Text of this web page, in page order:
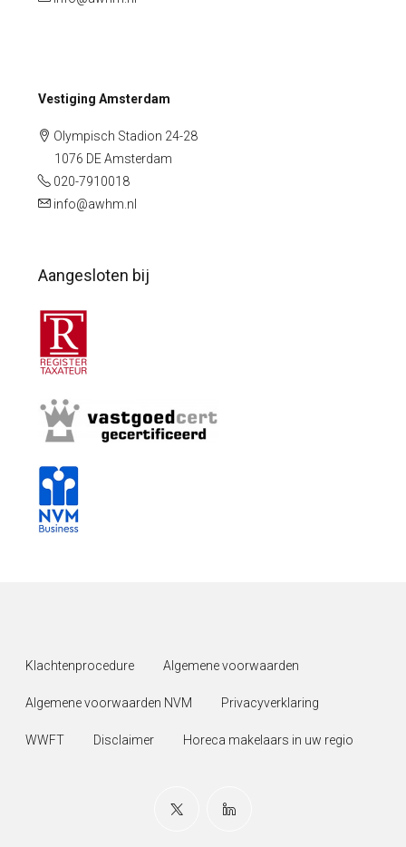
Vestiging Amsterdam
Olympisch Stadion 24-28
1076 DE Amsterdam
020-7910018
info@awhm.nl
Aangesloten bij
Klachtenprocedure Algemene voorwaarden
Algemene voorwaarden NVM Privacyverklaring
WWFT Disclaimer Horeca makelaars in uw regio